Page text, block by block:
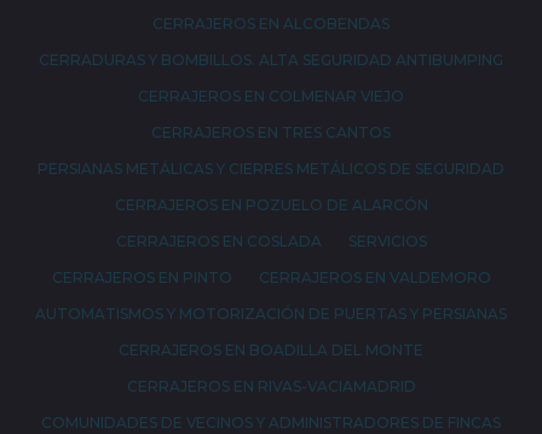
CERRAJEROS EN ALCOBENDAS
CERRADURAS Y BOMBILLOS. ALTA SEGURIDAD ANTIBUMPING
CERRAJEROS EN COLMENAR VIEJO
CERRAJEROS EN TRES CANTOS
PERSIANAS METÁLICAS Y CIERRES METÁLICOS DE SEGURIDAD
CERRAJEROS EN POZUELO DE ALARCÓN
CERRAJEROS EN COSLADA
SERVICIOS
CERRAJEROS EN PINTO
CERRAJEROS EN VALDEMORO
AUTOMATISMOS Y MOTORIZACIÓN DE PUERTAS Y PERSIANAS
CERRAJEROS EN BOADILLA DEL MONTE
CERRAJEROS EN RIVAS-VACIAMADRID
COMUNIDADES DE VECINOS Y ADMINISTRADORES DE FINCAS